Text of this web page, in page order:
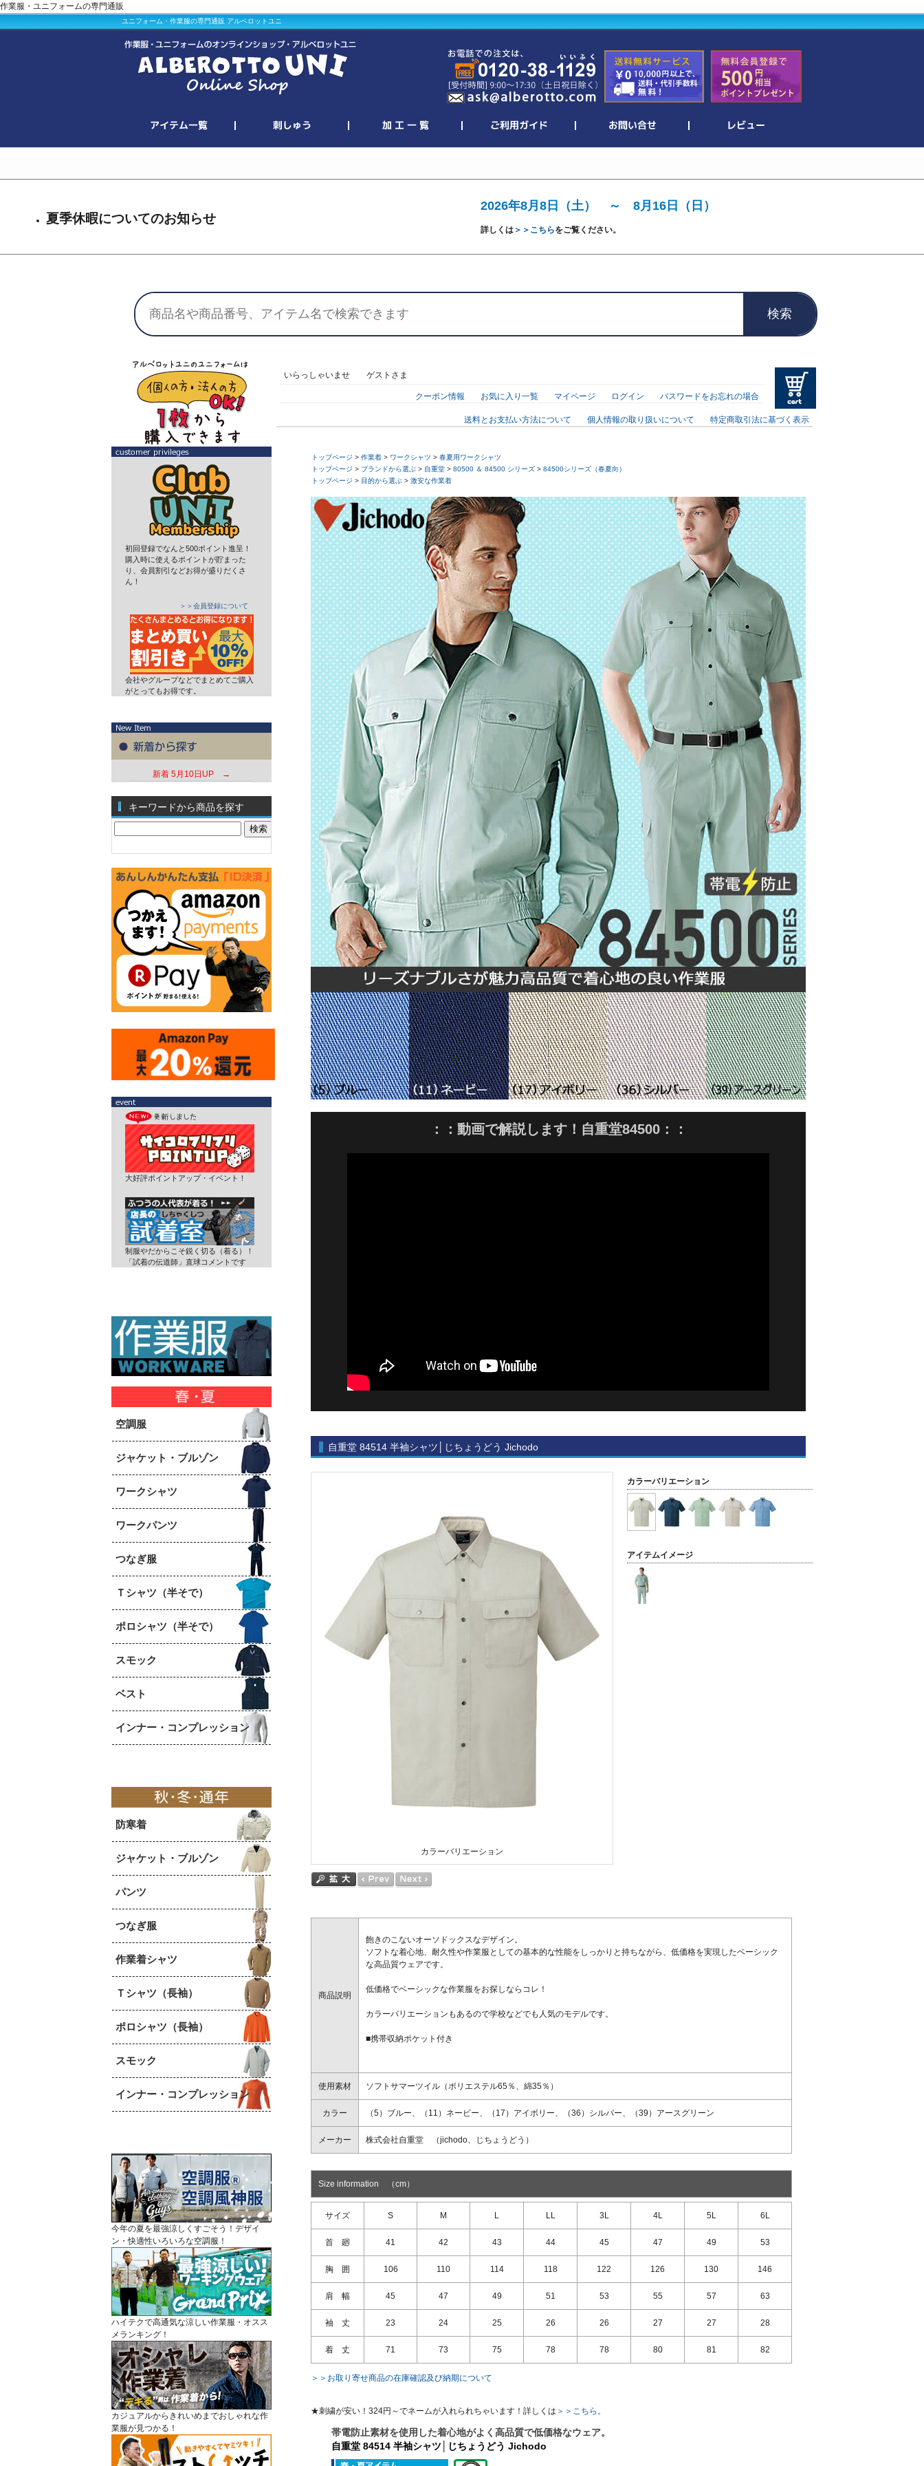
作業服・ユニフォームの専門通販
ユニフォーム・作業服の専門通販 アルベロットユニ
夏季休暇についてのお知らせ
2026年8月8日（土） ～ 8月16日（日）
詳しくは＞＞こちらをご覧ください。
検索
初回登録でなんと500ポイント進呈！
購入時に使えるポイントが貯まった
り、会員割引などお得が盛りだくさ
ん！
＞＞会員登録について
会社やグループなどでまとめてご購入
がとってもお得です。
新着 5月10日UP →
キーワードから商品を探す
大好評ポイントアップ・イベント！
制服やだからこそ鋭く切る（着る）！
「試着の伝道師」直球コメントです
空調服
ジャケット・ブルゾン
ワークシャツ
ワークパンツ
つなぎ服
Ｔシャツ（半そで）
ポロシャツ（半そで）
スモック
ベスト
インナー・コンプレッション
防寒着
ジャケット・ブルゾン
パンツ
つなぎ服
作業着シャツ
Ｔシャツ（長袖）
ポロシャツ（長袖）
スモック
インナー・コンプレッション
今年の夏を最強涼しくすごそう！デザイ
ン・快適性いろいろな空調服！
ハイテクで高通気な涼しい作業服・オスス
メランキング！
カジュアルからきれいめまでおしゃれな作
業服が見つかる！
いらっしゃいませ ゲストさま
クーポン情報 お気に入り一覧 マイページ ログイン パスワードをお忘れの場合
送料とお支払い方法について 個人情報の取り扱いについて 特定商取引法に基づく表示
トップページ > 作業着 > ワークシャツ > 春夏用ワークシャツ
トップページ > ブランドから選ぶ > 自重堂 > 80500 ＆ 84500 シリーズ > 84500シリーズ（春夏向）
トップページ > 目的から選ぶ > 激安な作業着
：：動画で解説します！自重堂84500：：
自重堂 84514 半袖シャツ│じちょうどう Jichodo
カラーバリエーション
アイテムイメージ
カラーバリエーション
商品説明
飽きのこないオーソドックスなデザイン。
ソフトな着心地、耐久性や作業服としての基本的な性能をしっかりと持ちながら、低価格を実現したベーシック
な高品質ウェアです。
低価格でベーシックな作業服をお探しならコレ！
カラーバリエーションもあるので学校などでも人気のモデルです。
■携帯収納ポケット付き
使用素材 ソフトサマーツイル（ポリエステル65％、綿35％）
カラー （5）ブルー、（11）ネービー、（17）アイボリー、（36）シルバー、（39）アースグリーン
メーカー 株式会社自重堂 （jichodo、じちょうどう）
Size information （cm）
サイズ S M L LL 3L 4L 5L 6L
首 廻 41 42 43 44 45 47 49 53
胸 囲 106 110 114 118 122 126 130 146
肩 幅 45 47 49 51 53 55 57 63
袖 丈 23 24 25 26 26 27 27 28
着 丈 71 73 75 78 78 80 81 82
＞＞お取り寄せ商品の在庫確認及び納期について
★刺繍が安い！324円～でネームが入れられちゃいます！詳しくは ＞＞こちら。
帯電防止素材を使用した着心地がよく高品質で低価格なウェア。
自重堂 84514 半袖シャツ│じちょうどう Jichodo